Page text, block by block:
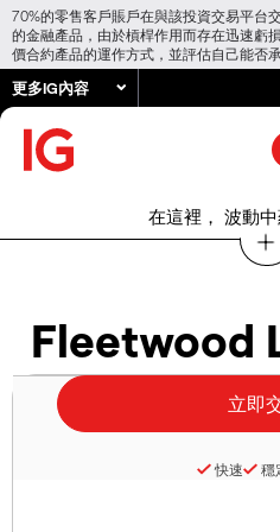
70%的零售客戶賬戶在與該投資交易平台
的金融產品，由於槓桿作用而存在迅速虧
價合約產品的運作方式，並評估自己能否
更多IG內容
在這裡， 波動
Fleetwood
快速 穩